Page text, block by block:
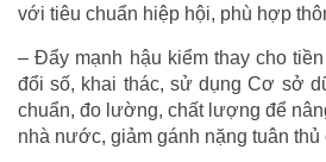
với tiêu chuẩn hiệp hội, phù hợp
– Đẩy mạnh hậu kiểm thay cho
đổi số, khai thác, sử dụng Cơ sở
chuẩn, đo lường, chất lượng để
nhà nước, giảm gánh nặng tuân thủ